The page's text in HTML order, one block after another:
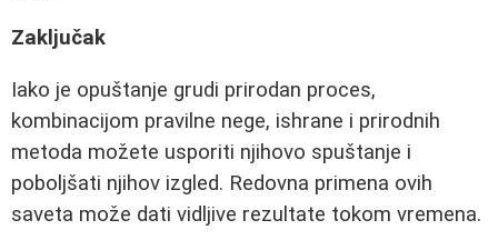
Zaključak
Iako je opuštanje grudi prirodan proces,
kombinacijom pravilne nege, ishrane i prirodnih
metoda možete usporiti njihovo spuštanje i
poboljšati njihov izgled. Redovna primena ovih
saveta može dati vidljive rezultate tokom vremena.